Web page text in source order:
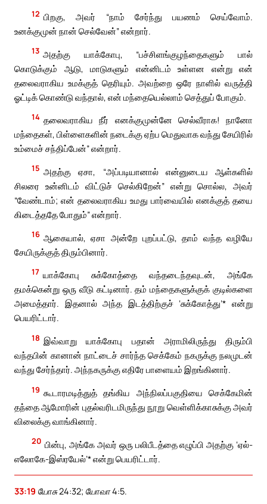
12 பிறகு, அவர் “நாம் சேர்ந்து பயணம் செய்வோம்.
உனக்குமுன் நான் செல்வேன்” என்றார்.
13 அதற்கு யாக்கோபு, “பச்சிளங்குழந்தைகளும் பால்
கொடுக்கும் ஆடு, மாடுகளும் என்னிடம் உள்ளன என்று என்
தலைவராகிய உமக்குத் தெரியும். அவற்றை ஒரே நாளில் வருத்தி
ஓட்டிக் கொண்டு வந்தால், என் மந்தையெல்லாம் செத்துப் போகும்.
14 தலைவராகிய நீர் எனக்குமுன்னே செல்வீராக! நானோ
மந்தைகள், பிள்ளைகளின் நடைக்கு ஏற்ப மெதுவாக வந்து சேயிரில்
உம்மைச் சந்திப்பேன்” என்றார்.
15 அதற்கு ஏசா, “அப்படியானால் என்னுடைய ஆள்களில்
சிலரை உன்னிடம் விட்டுச் செல்கிறேன்” என்று சொல்ல, அவர்
“வேண்டாம்; என் தலைவராகிய உமது பார்வையில் எனக்குத் தயை
கிடைத்ததே போதும்” என்றார்.
16 ஆகையால், ஏசா அன்றே புறப்பட்டு, தாம் வந்த வழியே
சேயிருக்குத் திரும்பினார்.
17 யாக்கோபு சுக்கோத்தை வந்தடைந்தவுடன், அங்கே
தமக்கென்று ஒரு வீடு கட்டினார். தம் மந்தைகளுக்குக் குடில்களை
அமைத்தார். இதனால் அந்த இடத்திற்குச் ‘சுக்கோத்து’* என்று
பெயரிட்டார்.
18 இவ்வாறு யாக்கோபு பதான் அராமிலிருந்து திரும்பி
வந்தபின் கானான் நாட்டைச் சார்ந்த செக்கேம் நகருக்கு நலமுடன்
வந்து சேர்ந்தார். அந்நகருக்கு எதிரே பாளையம் இறங்கினார்.
19 கூடாரமடித்துத் தங்கிய அந்நிலப்பகுதியை செக்கேமின்
தந்தை ஆமோரின் புதல்வரிடமிருந்து நூறு வெள்ளிக்காசுக்கு அவர்
விலைக்கு வாங்கினார்.
20 பின்பு, அங்கே அவர் ஒரு பலிபீடத்தை எழுப்பி அதற்கு ‘ஏல்-
எலோகே-இஸ்ரயேல்’* என்று பெயரிட்டார்.
33:19 யோசு 24:32; யோவா 4:5.